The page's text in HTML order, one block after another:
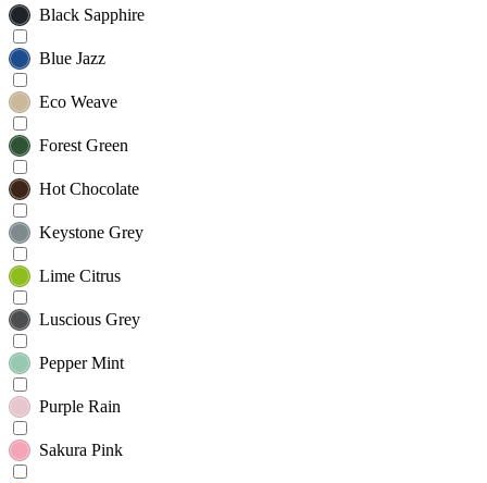
Black Sapphire
Blue Jazz
Eco Weave
Forest Green
Hot Chocolate
Keystone Grey
Lime Citrus
Luscious Grey
Pepper Mint
Purple Rain
Sakura Pink